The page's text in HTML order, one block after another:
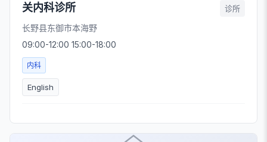
关内科诊所 诊所
长野县东御市本海野
09:00-12:00 15:00-18:00
内科
English